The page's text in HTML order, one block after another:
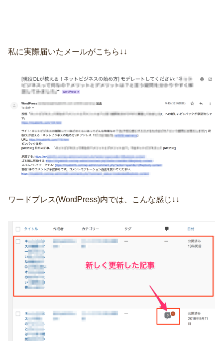
私に実際届いたメールがこちら↓↓
ワードプレス(WordPress)内では、こんな感じ↓↓